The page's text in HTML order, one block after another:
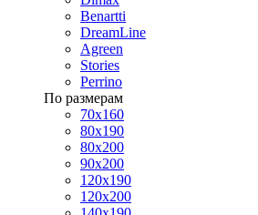
Benartti
DreamLine
Agreen
Stories
Perrino
По размерам
70х160
80х190
80х200
90х200
120х190
120х200